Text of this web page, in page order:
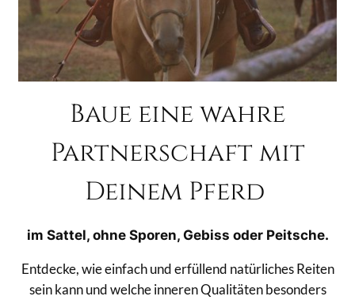
Baue eine wahre
Partnerschaft mit
Deinem Pferd
im Sattel, ohne Sporen, Gebiss oder Peitsche.
Entdecke, wie einfach und erfüllend natürliches Reiten
sein kann und welche inneren Qualitäten besonders